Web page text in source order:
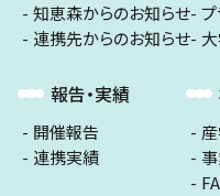
知恵森からのお知らせ
連携先からのお知らせ
報告・実績
開催報告
連携実績